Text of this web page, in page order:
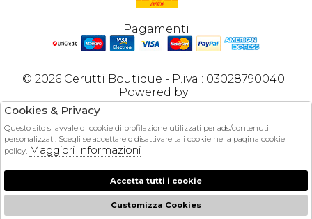
© 2026 Cerutti Boutique - P.iva : 03028790040
Powered by
società
gruppo Zucchetti
Pagamenti
Cookies & Privacy
Questo sito si avvale di cookie di profilazione utilizzati per ads/contenuti
personalizzati. Scegli se accettare o disattivare tali cookie nella pagina cookie
policy. Maggiori Informazioni
Accetta tutti i cookie
Customizza Cookies